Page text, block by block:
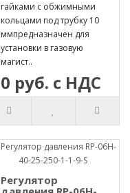
гайками с обжимными
кольцами под трубку 10
ммпредназначен для
установки в газовую
магист..
0 руб. с НДС
Регулятор